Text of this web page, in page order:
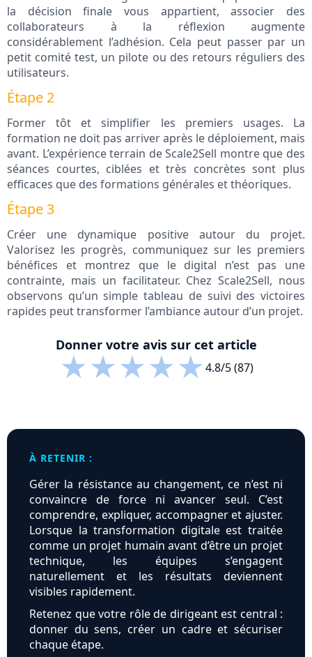
la décision finale vous appartient, associer des
collaborateurs à la réflexion augmente
considérablement l’adhésion. Cela peut passer par un
petit comité test, un pilote ou des retours réguliers des
utilisateurs.
Étape 2
Former tôt et simplifier les premiers usages. La
formation ne doit pas arriver après le déploiement, mais
avant. L’expérience terrain de Scale2Sell montre que des
séances courtes, ciblées et très concrètes sont plus
efficaces que des formations générales et théoriques.
Étape 3
Créer une dynamique positive autour du projet.
Valorisez les progrès, communiquez sur les premiers
bénéfices et montrez que le digital n’est pas une
contrainte, mais un facilitateur. Chez Scale2Sell, nous
observons qu’un simple tableau de suivi des victoires
rapides peut transformer l’ambiance autour d’un projet.
Donner votre avis sur cet article
★★★★★4.8/5 (87)
À RETENIR :
Gérer la résistance au changement, ce n’est ni
convaincre de force ni avancer seul. C’est
comprendre, expliquer, accompagner et ajuster.
Lorsque la transformation digitale est traitée
comme un projet humain avant d’être un projet
technique, les équipes s’engagent
naturellement et les résultats deviennent
visibles rapidement.
Retenez que votre rôle de dirigeant est central :
donner du sens, créer un cadre et sécuriser
chaque étape.